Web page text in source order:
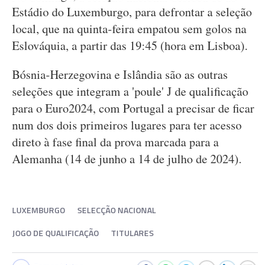
Estádio do Luxemburgo, para defrontar a seleção
local, que na quinta-feira empatou sem golos na
Eslováquia, a partir das 19:45 (hora em Lisboa).
Bósnia-Herzegovina e Islândia são as outras
seleções que integram a 'poule' J de qualificação
para o Euro2024, com Portugal a precisar de ficar
num dos dois primeiros lugares para ter acesso
direto à fase final da prova marcada para a
Alemanha (14 de junho a 14 de julho de 2024).
LUXEMBURGO
SELECÇÃO NACIONAL
JOGO DE QUALIFICAÇÃO
TITULARES